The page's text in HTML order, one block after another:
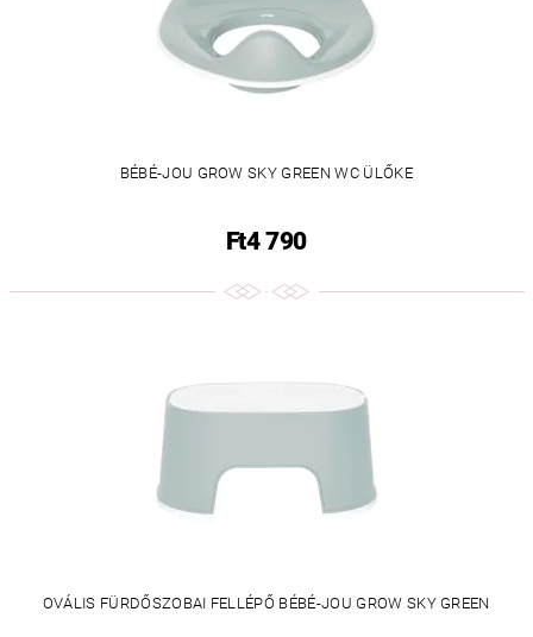
BÉBÉ-JOU GROW SKY GREEN WC ÜLŐKE
Ft4 790
OVÁLIS FÜRDŐSZOBAI FELLÉPŐ BÉBÉ-JOU GROW SKY GREEN